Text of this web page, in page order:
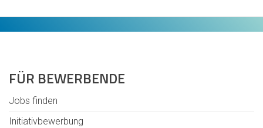
FÜR BEWERBENDE
Jobs finden
Initiativbewerbung